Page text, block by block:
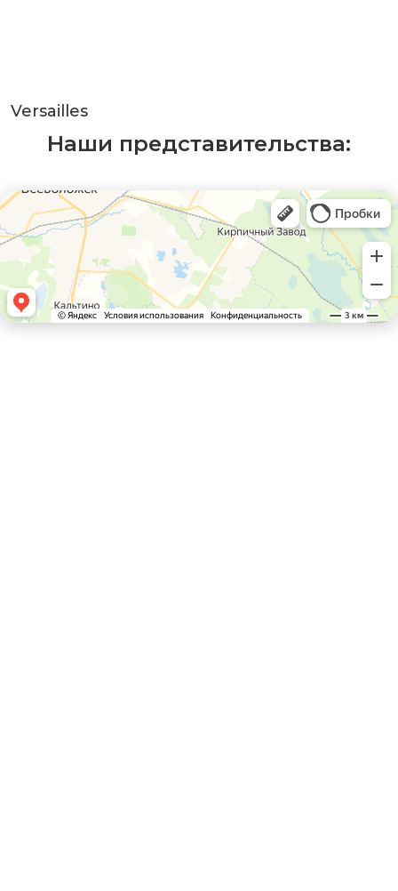
Versailles
Наши представительства: